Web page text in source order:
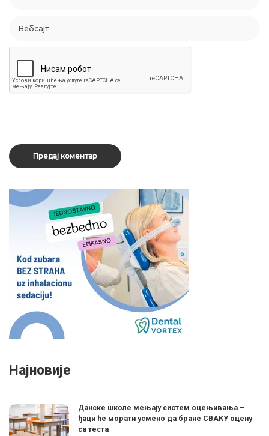
Најновије
Данске школе мењају систем оцењивања –
ђаци ће морати усмено да бране СВАКУ оцену
са теста